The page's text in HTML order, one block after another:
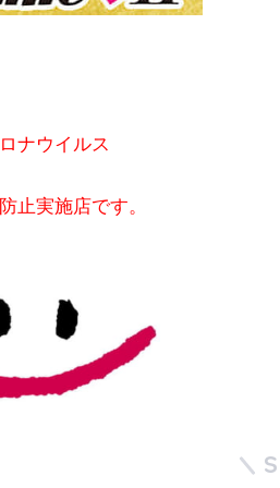
ナウイルス
止実施店です。